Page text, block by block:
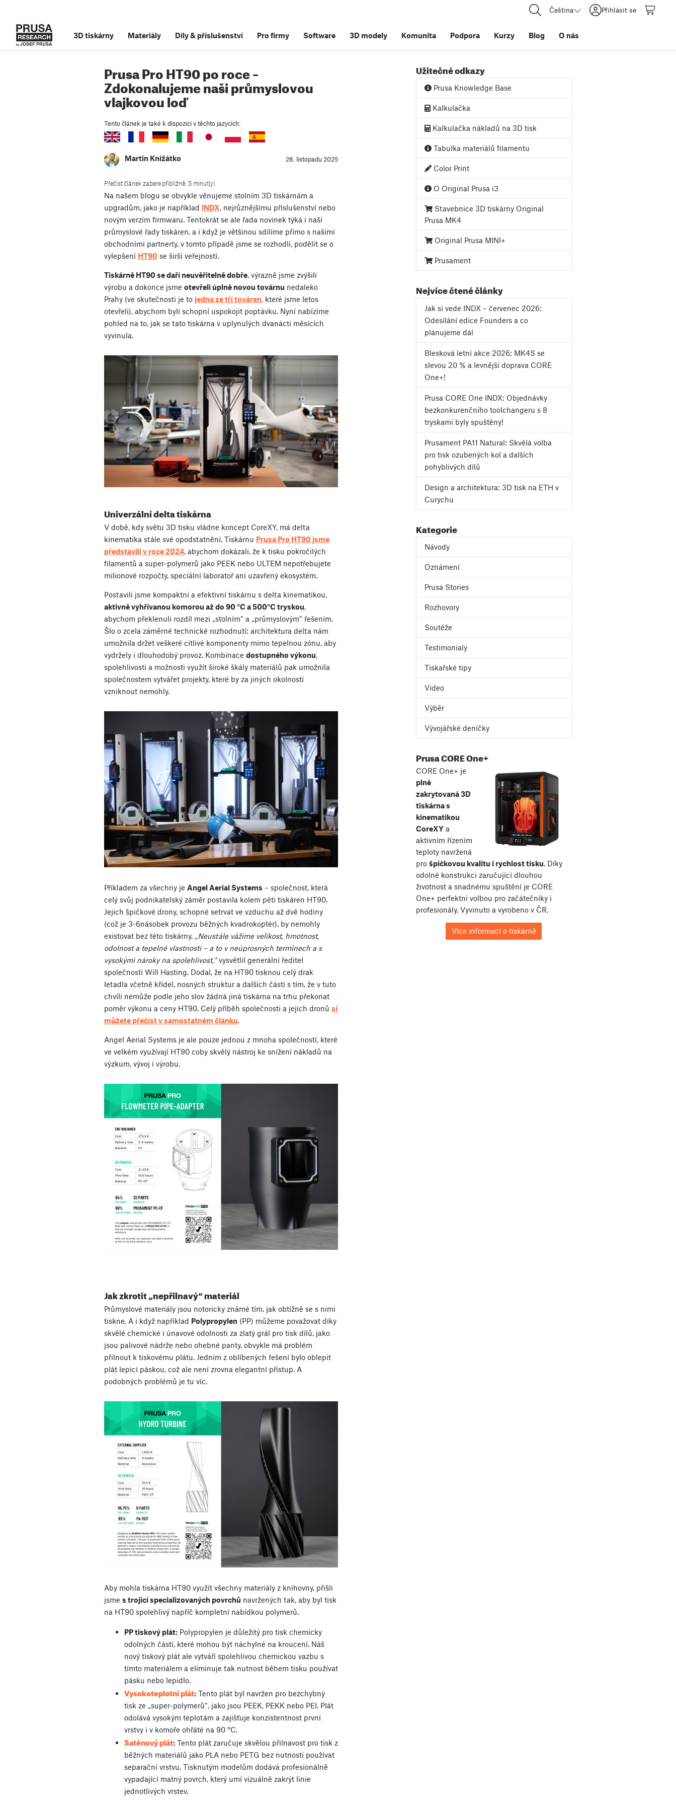
Čeština Přihlásit se
3D tiskárny Materiály Díly& příslušenství Pro firmy Software 3D modely Komunita Podpora Kurzy Blog O nás
Prusa Pro HT90 po roce –
Zdokonalujeme naši průmyslovou
vlajkovou loď
Tento článek je také k dispozici v těchto jazycích:
Martin Knižátko 28. listopadu 2025
Přečíst článek zabere přibližně: 5 minut(y)
Na našem blogu se obvykle věnujeme stolním 3D tiskárnám a
upgradům, jako je například INDX, nejrůznějšímu příslušenství nebo
novým verzím firmwaru. Tentokrát se ale řada novinek týká i naší
průmyslové řady tiskáren, a i když je většinou sdílíme přímo s našimi
obchodními partnerty, v tomto případě jsme se rozhodli, podělit se o
vylepšení HT90 se širší veřejností.
Tiskárně HT90 se daří neuvěřitelně dobře, výrazně jsme zvýšili
výrobu a dokonce jsme otevřeli úplně novou továrnu nedaleko
Prahy (ve skutečnosti je to jedna ze tří továren, které jsme letos
otevřeli), abychom byli schopní uspokojit poptávku. Nyní nabízíme
pohled na to, jak se tato tiskárna v uplynulých dvanácti měsících
vyvinula.
Univerzální delta tiskárna
V době, kdy světu 3D tisku vládne koncept CoreXY, má delta
kinematika stále své opodstatnění. Tiskárnu Prusa Pro HT90 jsme
představili v roce 2024, abychom dokázali, že k tisku pokročilých
filamentů a super-polymerů jako PEEK nebo ULTEM nepotřebujete
milionové rozpočty, speciální laboratoř ani uzavřený ekosystém.
Postavili jsme kompaktní a efektivní tiskárnu s delta kinematikou,
aktivně vyhřívanou komorou až do 90 °C a 500°C tryskou,
abychom překlenuli rozdíl mezi „stolním“ a „průmyslovým“ řešením.
Šlo o zcela záměrné technické rozhodnutí: architektura delta nám
umožnila držet veškeré citlivé komponenty mimo tepelnou zónu, aby
vydržely i dlouhodobý provoz. Kombinace dostupného výkonu,
spolehlivosti a možnosti využít široké škály materiálů pak umožnila
společnostem vytvářet projekty, které by za jiných okolností
vzniknout nemohly.
Příkladem za všechny je Angel Aerial Systems – společnost, která
celý svůj podnikatelský záměr postavila kolem pěti tiskáren HT90.
Jejich špičkové drony, schopné setrvat ve vzduchu až dvě hodiny
(což je 3-6násobek provozu běžných kvadrokoptér), by nemohly
existovat bez této tiskárny. „Neustále vážíme velikost, hmotnost,
odolnost a tepelné vlastnosti – a to v neúprosných termínech a s
vysokými nároky na spolehlivost,“vysvětlil generální ředitel
společnosti Will Hasting. Dodal, že na HT90 tisknou celý drak
letadla včetně křídel, nosných struktur a dalších částí s tím, že v tuto
chvíli nemůže podle jeho slov žádná jiná tiskárna na trhu překonat
poměr výkonu a ceny HT90. Celý příběh společnosti a jejich dronů si
můžete přečíst v samostatném článku.
Angel Aerial Systems je ale pouze jednou z mnoha společností, které
ve velkém využívají HT90 coby skvělý nástroj ke snížení nákladů na
výzkum, vývoj i výrobu.
Jak zkrotit „nepřilnavý“ materiál
Průmyslové materiály jsou notoricky známé tím, jak obtížně se s nimi
tiskne. A i když například Polypropylen (PP) můžeme považovat díky
skvělé chemické i únavové odolnosti za zlatý grál pro tisk dílů, jako
jsou palivové nádrže nebo ohebné panty, obvykle má problém
přilnout k tiskovému plátu. Jedním z oblíbených řešení bylo oblepit
plát lepicí páskou, což ale není zrovna elegantní přístup. A
podobných problémů je tu víc.
Aby mohla tiskárna HT90 využít všechny materiály z knihovny, přišli
jsme s trojicí specializovaných povrchů navržených tak, aby byl tisk
na HT90 spolehlivý napříč kompletní nabídkou polymerů.
PP tiskový plát: Polypropylen je důležitý pro tisk chemicky
odolných částí, které mohou být náchylné na kroucení. Náš
nový tiskový plát ale vytváří spolehlivou chemickou vazbu s
tímto materiálem a eliminuje tak nutnost během tisku používat
pásku nebo lepidlo.
Vysokoteplotní plát: Tento plát byl navržen pro bezchybný
tisk ze „super-polymerů“, jako jsou PEEK, PEKK nebo PEI. Plát
odolává vysokým teplotám a zajišťuje konzistentnost první
vrstvy i v komoře ohřáté na 90 °C.
Saténový plát: Tento plát zaručuje skvělou přilnavost pro tisk z
běžných materiálů jako PLA nebo PETG bez nutnosti používat
separační vrstvu. Tisknutým modelům dodává profesionálně
vypadající matný povrch, který umí vizuálně zakrýt linie
jednotlivých vrstev.
Užitečné odkazy
Prusa Knowledge Base
Kalkulačka
Kalkulačka nákladů na 3D tisk
Tabulka materiálů filamentu
Color Print
O Original Prusa i3
Stavebnice 3D tiskárny Original
Prusa MK4
Original Prusa MINI+
Prusament
Nejvíce čtené články
Jak si vede INDX – červenec 2026:
Odesílání edice Founders a co
plánujeme dál
Blesková letní akce 2026: MK4S se
slevou 20 % a levnější doprava CORE
One+!
Prusa CORE One INDX: Objednávky
bezkonkurenčního toolchangeru s 8
tryskami byly spuštěny!
Prusament PA11 Natural: Skvělá volba
pro tisk ozubených kol a dalších
pohyblivých dílů
Design a architektura: 3D tisk na ETH v
Curychu
Kategorie
Návody
Oznámení
Prusa Stories
Rozhovory
Soutěže
Testimonialy
Tiskařské tipy
Video
Výběr
Vývojářské deníčky
Prusa CORE One+
CORE One+ je
plně
zakrytovaná 3D
tiskárna s
kinematikou
CoreXYa
aktivním řízením
teploty navržená
pro špičkovou kvalitu i rychlost tisku. Díky
odolné konstrukci zaručující dlouhou
životnost a snadnému spuštění je CORE
One+ perfektní volbou pro začátečníky i
profesionály. Vyvinuto a vyrobeno v ČR.
Více informací o tiskárně